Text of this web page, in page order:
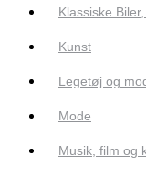
Klassiske
Kunst
Legetøj og
Mode
Musik, film og